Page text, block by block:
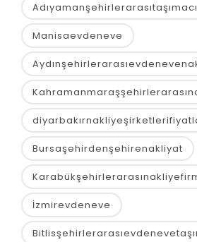
Manisaevdeneve
Bursaşehirdenşehirenakliyat
İzmirevdeneve